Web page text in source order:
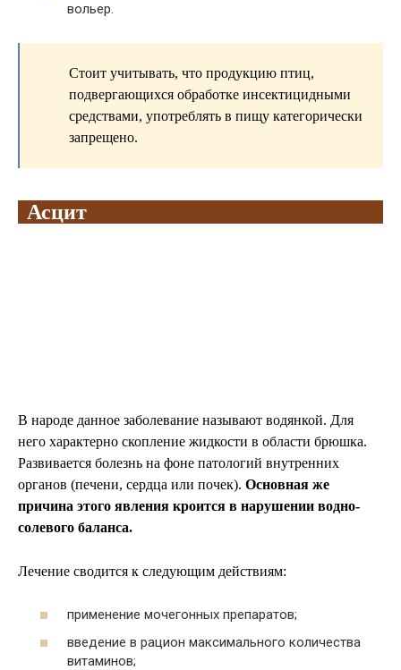
вольер.
Стоит учитывать, что продукцию птиц,
подвергающихся обработке инсектицидными
средствами, употреблять в пищу категорически
запрещено.
Асцит
В народе данное заболевание называют водянкой. Для
него характерно скопление жидкости в области брюшка.
Развивается болезнь на фоне патологий внутренних
органов (печени, сердца или почек). Основная же
причина этого явления кроится в нарушении водно-
солевого баланса.
Лечение сводится к следующим действиям:
применение мочегонных препаратов;
введение в рацион максимального количества
витаминов;